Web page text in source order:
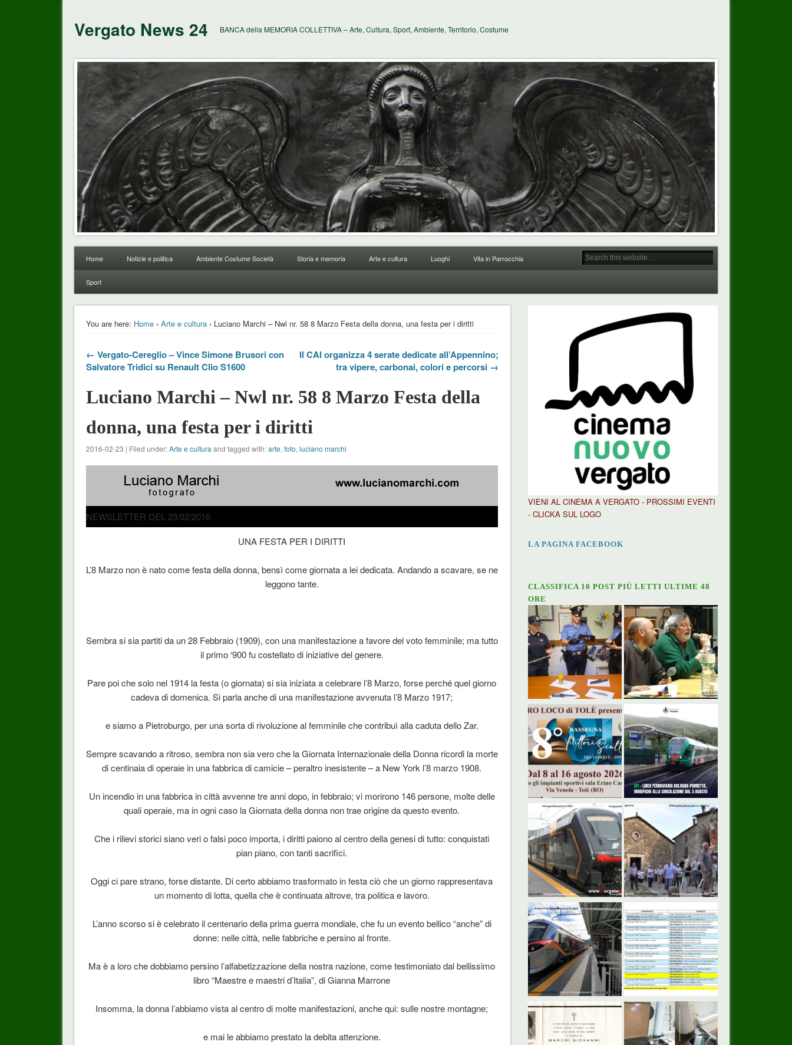
Vergato News 24 BANCA della MEMORIA COLLETTIVA – Arte, Cultura, Sport, Ambiente, Territorio, Costume
Home Notizie e politica Ambiente Costume Società Storia e memoria Arte e cultura Luoghi Vita in Parrocchia
Sport
You are here: Home› Arte e cultura› Luciano Marchi – Nwl nr. 58 8 Marzo Festa della donna, una festa per i diritti
← Vergato-Cereglio – Vince Simone Brusori con
Salvatore Tridici su Renault Clio S1600
Il CAI organizza 4 serate dedicate all’Appennino;
tra vipere, carbonai, colori e percorsi →
Luciano Marchi – Nwl nr. 58 8 Marzo Festa della
donna, una festa per i diritti
2016-02-23 | Filed under:Arte e cultura and tagged with:arte, foto, luciano marchi
NEWSLETTER DEL 23/02/2016
UNA FESTA PER I DIRITTI
L’8 Marzo non è nato come festa della donna, bensì come giornata a lei dedicata. Andando a scavare, se ne
leggono tante.
Sembra si sia partiti da un 28 Febbraio (1909), con una manifestazione a favore del voto femminile; ma tutto
il primo ‘900 fu costellato di iniziative del genere.
Pare poi che solo nel 1914 la festa (o giornata) si sia iniziata a celebrare l’8 Marzo, forse perché quel giorno
cadeva di domenica. Si parla anche di una manifestazione avvenuta l’8 Marzo 1917;
e siamo a Pietroburgo, per una sorta di rivoluzione al femminile che contribuì alla caduta dello Zar.
Sempre scavando a ritroso, sembra non sia vero che la Giornata Internazionale della Donna ricordi la morte
di centinaia di operaie in una fabbrica di camicie – peraltro inesistente – a New York l’8 marzo 1908.
Un incendio in una fabbrica in città avvenne tre anni dopo, in febbraio; vi morirono 146 persone, molte delle
quali operaie, ma in ogni caso la Giornata della donna non trae origine da questo evento.
Che i rilievi storici siano veri o falsi poco importa, i diritti paiono al centro della genesi di tutto: conquistati
pian piano, con tanti sacrifici.
Oggi ci pare strano, forse distante. Di certo abbiamo trasformato in festa ciò che un giorno rappresentava
un momento di lotta, quella che è continuata altrove, tra politica e lavoro.
L’anno scorso si è celebrato il centenario della prima guerra mondiale, che fu un evento bellico “anche” di
donne: nelle città, nelle fabbriche e persino al fronte.
Ma è a loro che dobbiamo persino l’alfabetizzazione della nostra nazione, come testimoniato dal bellissimo
libro “Maestre e maestri d’Italia”, di Gianna Marrone
Insomma, la donna l’abbiamo vista al centro di molte manifestazioni, anche qui: sulle nostre montagne;
e mai le abbiamo prestato la debita attenzione.
VIENI AL CINEMA A VERGATO - PROSSIMI EVENTI
- CLICKA SUL LOGO
LA PAGINA FACEBOOK
CLASSIFICA 10 POST PIÙ LETTI ULTIME 48
ORE